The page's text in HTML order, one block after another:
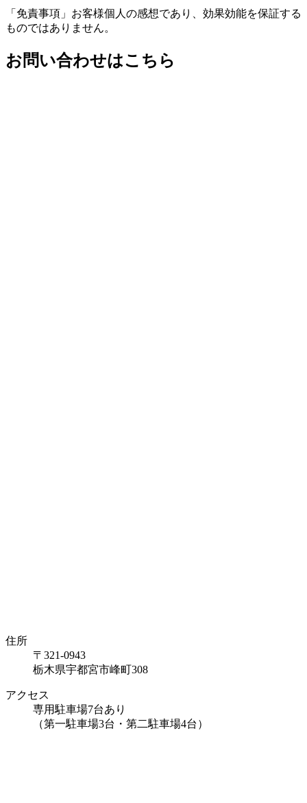
「免責事項」お客様個人の感想であり、効果効能を保証する
ものではありません。
お問い合わせはこちら
住所
〒321-0943
栃木県宇都宮市峰町308
アクセス
専用駐車場7台あり
（第一駐車場3台・第二駐車場4台）